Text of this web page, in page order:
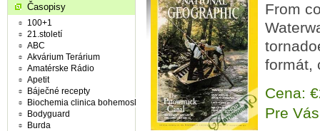
From
formát,
Cena:
Pre
Časopisy
100+1
21.století
ABC
Akvárium Terárium
Amatérske Rádio
Apetit
Báječné recepty
Biochemia clinica bohemoslovaca
Bodyguard
Burda